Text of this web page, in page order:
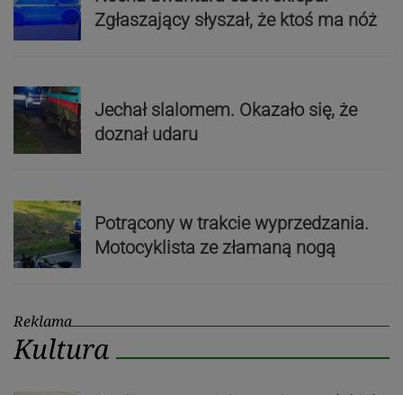
Zgłaszający słyszał, że ktoś ma nóż
Jechał slalomem. Okazało się, że
doznał udaru
Potrącony w trakcie wyprzedzania.
Motocyklista ze złamaną nogą
Reklama
Kultura